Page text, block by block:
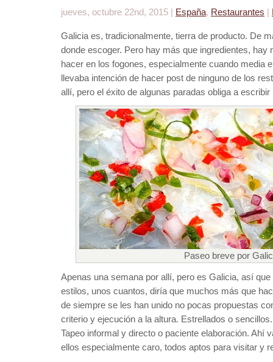
jueves, octubre 22nd, 2015 | España, Restaurantes |
Galicia es, tradicionalmente, tierra de producto. De
donde escoger. Pero hay más que ingredientes, hay
hacer en los fogones, especialmente cuando media
llevaba intención de hacer post de ninguno de los
allí, pero el éxito de algunas paradas obliga a
Paseo breve por
Apenas una semana por allí, pero es Galicia, así
estilos, unos cuantos, diría que muchos más que
de siempre se les han unido no pocas propuestas
criterio y ejecución a la altura. Estrellados o
Tapeo informal y directo o paciente elaboración. Ahí
ellos especialmente caro, todos aptos para visitar y